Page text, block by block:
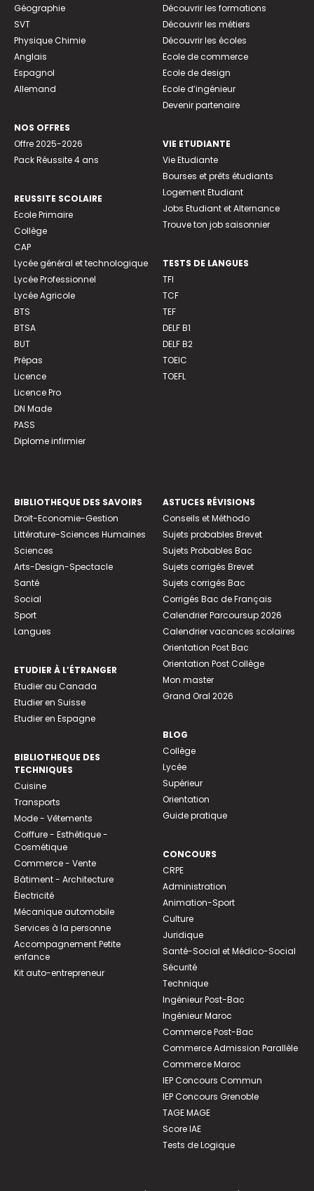
Géographie
SVT
Physique Chimie
Anglais
Espagnol
Allemand
NOS OFFRES
Offre 2025-2026
Pack Réussite 4 ans
REUSSITE SCOLAIRE
Ecole Primaire
Collège
CAP
Lycée général et technologique
Lycée Professionnel
Lycée Agricole
BTS
BTSA
BUT
Prépas
Licence
Licence Pro
DN Made
PASS
Diplome infirmier
Découvrir les formations
Découvrir les métiers
Découvrir les écoles
Ecole de commerce
Ecole de design
Ecole d’ingénieur
Devenir partenaire
VIE ETUDIANTE
Vie Etudiante
Bourses et prêts étudiants
Logement Etudiant
Jobs Etudiant et Alternance
Trouve ton job saisonnier
TESTS DE LANGUES
TFI
TCF
TEF
DELF B1
DELF B2
TOEIC
TOEFL
BIBLIOTHEQUE DES SAVOIRS
Droit-Economie-Gestion
Littérature-Sciences Humaines
Sciences
Arts-Design-Spectacle
Santé
Social
Sport
Langues
ETUDIER À L’ÉTRANGER
Etudier au Canada
Etudier en Suisse
Etudier en Espagne
BIBLIOTHEQUE DES
TECHNIQUES
Cuisine
Transports
Mode - Vêtements
Coiffure - Esthétique -
Cosmétique
Commerce - Vente
Bâtiment - Architecture
Électricité
Mécanique automobile
Services à la personne
Accompagnement Petite
enfance
Kit auto-entrepreneur
ASTUCES RÉVISIONS
Conseils et Méthodo
Sujets probables Brevet
Sujets Probables Bac
Sujets corrigés Brevet
Sujets corrigés Bac
Corrigés Bac de Français
Calendrier Parcoursup 2026
Calendrier vacances scolaires
Orientation Post Bac
Orientation Post Collège
Mon master
Grand Oral 2026
BLOG
Collège
Lycée
Supérieur
Orientation
Guide pratique
CONCOURS
CRPE
Administration
Animation-Sport
Culture
Juridique
Santé-Social et Médico-Social
Sécurité
Technique
Ingénieur Post-Bac
Ingénieur Maroc
Commerce Post-Bac
Commerce Admission Parallèle
Commerce Maroc
IEP Concours Commun
IEP Concours Grenoble
TAGE MAGE
Score IAE
Tests de Logique